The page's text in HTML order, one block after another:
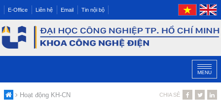
E-Office Liên hệ Email Tin nội bộ
MENU
Hoạt động KH-CN CHIA SẺ